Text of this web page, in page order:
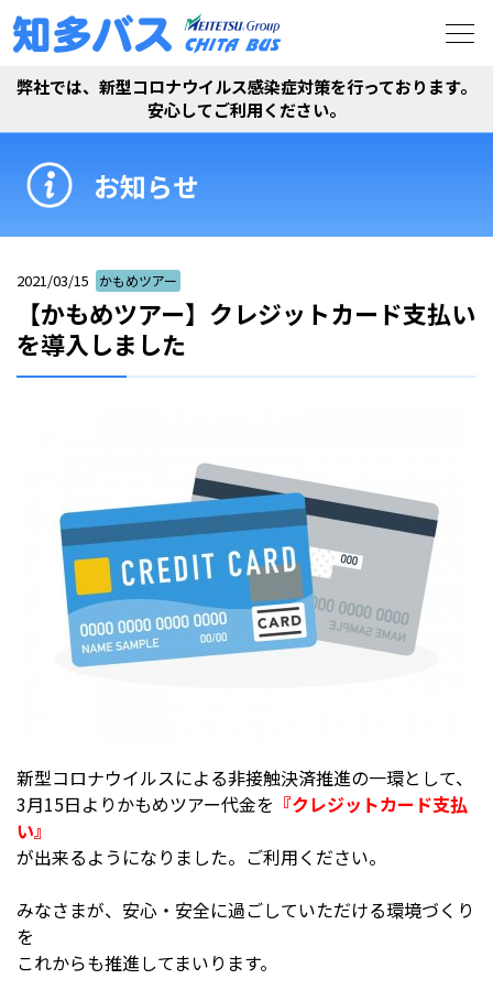
弊社では、新型コロナウイルス感染症対策を行っております。
安心してご利用ください。
お知らせ
2021/03/15 かもめツアー
【かもめツアー】クレジットカード支払い
を導入しました
新型コロナウイルスによる非接触決済推進の一環として、
3月15日よりかもめツアー代金を 『クレジットカード支払
い』
が出来るようになりました。ご利用ください。
みなさまが、安心・安全に過ごしていただける環境づくり
を
これからも推進してまいります。